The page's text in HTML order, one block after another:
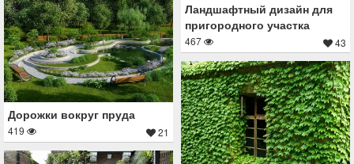
Ландшафтный дизайн для
пригородного участка
467 43
Дорожки вокруг пруда
419 21